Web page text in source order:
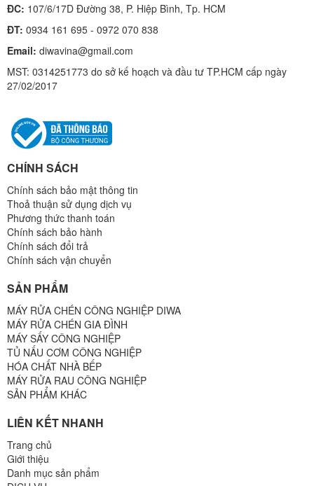
ĐC: 107/6/17D Đường 38, P. Hiệp Bình, Tp. HCM
ĐT: 0934 161 695 - 0972 070 838
Email: diwavina@gmail.com
MST: 0314251773 do sở kế hoạch và đầu tư TP.HCM cấp ngày
27/02/2017
CHÍNH SÁCH
Chính sách bảo mật thông tin
Thoả thuận sử dụng dịch vụ
Phương thức thanh toán
Chính sách bảo hành
Chính sách đổi trả
Chính sách vận chuyển
SẢN PHẨM
MÁY RỬA CHÉN CÔNG NGHIỆP DIWA
MÁY RỬA CHÉN GIA ĐÌNH
MÁY SẤY CÔNG NGHIỆP
TỦ NẤU CƠM CÔNG NGHIỆP
HÓA CHẤT NHÀ BẾP
MÁY RỬA RAU CÔNG NGHIỆP
SẢN PHẨM KHÁC
LIÊN KẾT NHANH
Trang chủ
Giới thiệu
Danh mục sản phẩm